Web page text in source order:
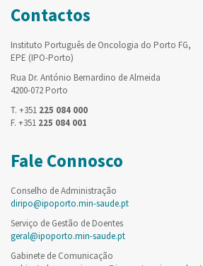
Contactos
Instituto Português de Oncologia do Porto FG,
EPE (IPO-Porto)
Rua Dr. António Bernardino de Almeida
4200-072 Porto
T. +351 225 084 000
F. +351 225 084 001
Fale Connosco
Conselho de Administração
diripo@ipoporto.min-saude.pt
Serviço de Gestão de Doentes
geral@ipoporto.min-saude.pt
Gabinete de Comunicação